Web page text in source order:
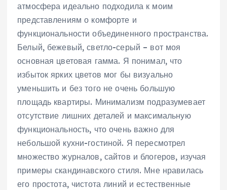
атмосфера идеально подходила к моим
представлениям о комфорте и
функциональности объединенного пространства.
Белый, бежевый, светло-серый – вот моя
основная цветовая гамма. Я понимал, что
избыток ярких цветов мог бы визуально
уменьшить и без того не очень большую
площадь квартиры. Минимализм подразумевает
отсутствие лишних деталей и максимальную
функциональность, что очень важно для
небольшой кухни-гостиной. Я пересмотрел
множество журналов, сайтов и блогеров, изучая
примеры скандинавского стиля. Мне нравилась
его простота, чистота линий и естественные